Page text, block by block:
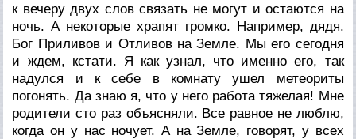
к вечеру двух слов связать не могут и остаются на
ночь. А некоторые храпят громко. Например, дядя.
Бог Приливов и Отливов на Земле. Мы его сегодня
и ждем, кстати. Я как узнал, что именно его, так
надулся и к себе в комнату ушел метеориты
погонять. Да знаю я, что у него работа тяжелая! Мне
родители сто раз объясняли. Все равное не люблю,
когда он у нас ночует. А на Земле, говорят, у всех